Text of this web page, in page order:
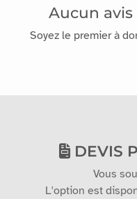
Aucun
Soyez le premier à
DEVIS
Vous
L'option est